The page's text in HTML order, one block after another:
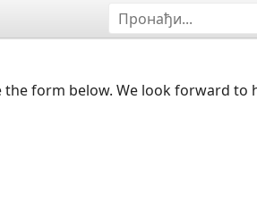
form below. We look forward to